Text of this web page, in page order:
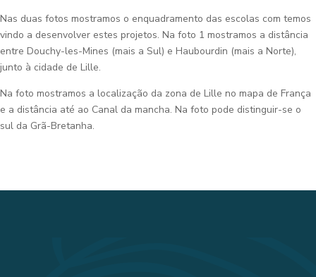
Nas duas fotos mostramos o enquadramento das escolas com temos
vindo a desenvolver estes projetos. Na foto 1 mostramos a distância
entre Douchy-les-Mines (mais a Sul) e Haubourdin (mais a Norte),
junto à cidade de Lille.
Na foto mostramos a localização da zona de Lille no mapa de França
e a distância até ao Canal da mancha. Na foto pode distinguir-se o
sul da Grã-Bretanha.